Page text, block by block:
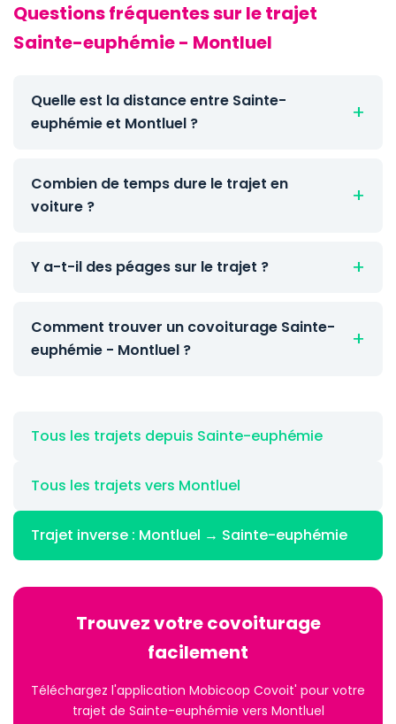
Questions fréquentes sur le trajet
Sainte-euphémie - Montluel
Quelle est la distance entre Sainte-
euphémie et Montluel ?
Combien de temps dure le trajet en
voiture ?
Y a-t-il des péages sur le trajet ?
Comment trouver un covoiturage Sainte-
euphémie - Montluel ?
Tous les trajets depuis Sainte-euphémie
Tous les trajets vers Montluel
Trajet inverse : Montluel → Sainte-euphémie
Trouvez votre covoiturage
facilement
Téléchargez l'application Mobicoop Covoit' pour votre
trajet de Sainte-euphémie vers Montluel